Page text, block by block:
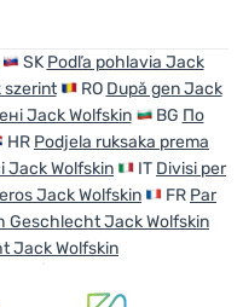
SK Podľa pohlavia Jack
szerint RO După gen Jack
Jack Wolfskin BG По
HR Podjela ruksaka prema
Jack Wolfskin IT Divisi per
Jack Wolfskin FR Par
Geschlecht Jack Wolfskin
Jack Wolfskin